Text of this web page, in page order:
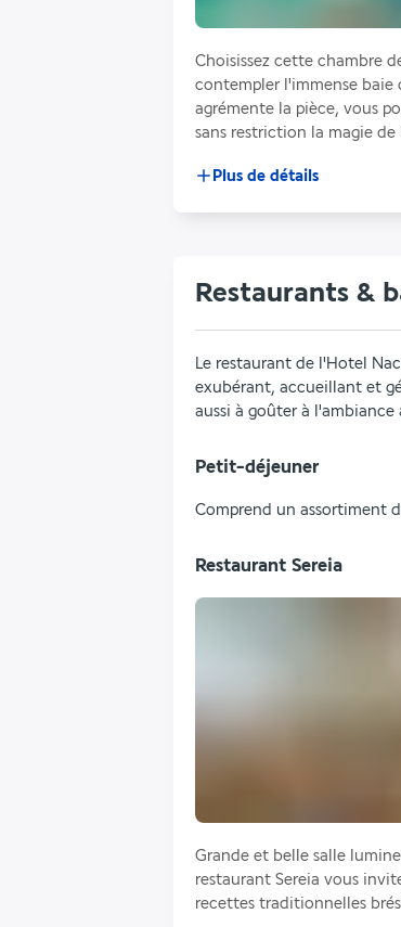
Choisissez cette chambre
contempler l'immense baie
agrémente la pièce, vous
sans restriction la magie de
Plus de détails
Restaurants &
Le restaurant de l'Hotel
exubérant, accueillant et
aussi à goûter à
Petit-déjeuner
Comprend un assortiment
Restaurant Sereia
Grande et belle salle
restaurant Sereia vous
recettes traditionnelles